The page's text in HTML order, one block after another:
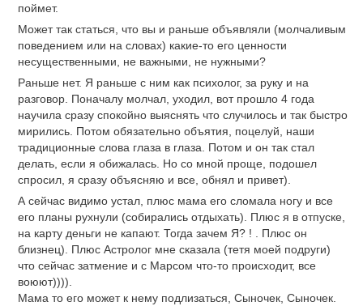
поймет.
Может так статься, что вы и раньше объявляли (молчаливым
поведением или на словах) какие-то его ценности
несущественными, не важными, не нужными?
Раньше нет. Я раньше с ним как психолог, за руку и на
разговор. Поначалу молчал, уходил, вот прошло 4 года
научила сразу спокойно выяснять что случилось и так быстро
мирились. Потом обязательно объятия, поцелуй, наши
традиционные слова глаза в глаза. Потом и он так стал
делать, если я обижалась. Но со мной проще, подошел
спросил, я сразу объясняю и все, обнял и привет).
А сейчас видимо устал, плюс мама его сломала ногу и все
его планы рухнули (собирались отдыхать). Плюс я в отпуске,
на карту деньги не капают. Тогда зачем Я? ! . Плюс он
близнец). Плюс Астролог мне сказала (тетя моей подруги)
что сейчас затмение и с Марсом что-то происходит, все
воюют)))).
Мама то его может к нему подлизаться, Сыночек, Сыночек.